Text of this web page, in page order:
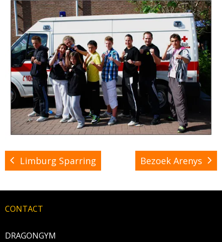
Limburg Sparring Bezoek Arenys
CONTACT
DRAGONGYM